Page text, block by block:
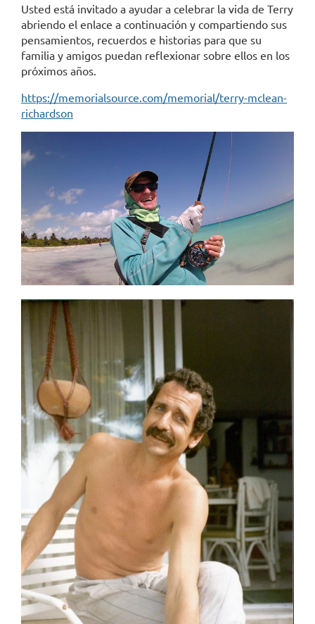
Usted está invitado a ayudar a celebrar la vida de Terry
abriendo el enlace a continuación y compartiendo sus
pensamientos, recuerdos e historias para que su
familia y amigos puedan reflexionar sobre ellos en los
próximos años.
https://memorialsource.com/memorial/terry-mclean-
richardson